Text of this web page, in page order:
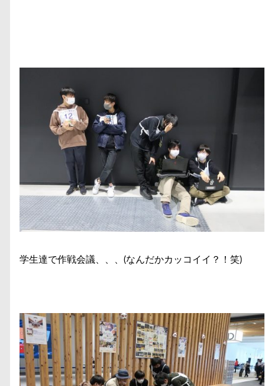
学生達で作戦会議、、、(なんだかカッコイイ？！笑)